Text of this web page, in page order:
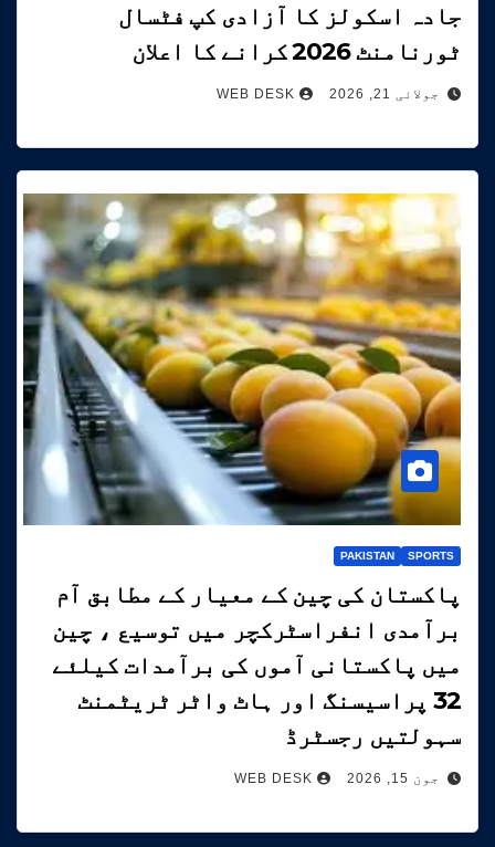
جادہ اسکولز کا آزادی کپ فٹسال
ٹورنامنٹ 2026 کرانے کا اعلان
جولائی 21, 2026 WEB DESK
SPORTS
PAKISTAN
پاکستان کی چین کے معیار کے مطابق آم
برآمدی انفراسٹرکچر میں توسیع ، چین
میں پاکستانی آموں کی برآمدات کیلئے
32 پراسیسنگ اور ہاٹ واٹر ٹریٹمنٹ
سہولتیں رجسٹرڈ
جون 15, 2026 WEB DESK